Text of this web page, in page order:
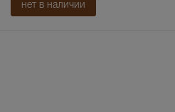
нет в наличии